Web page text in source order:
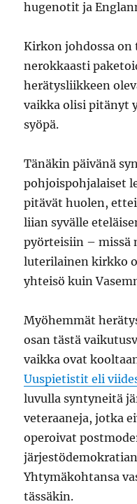
hugenotit ja
Kirkon johdossa
nerokkaasti
herätysliikkeen
vaikka olisi pitänyt
syöpä.
Tänäkin päivänä
pohjoispohjalaiset
pitävät huolen,
liian syvälle
pyörteisiin – missä
luterilainen kirkko
yhteisö kuin
Myöhemmät
osan tästä
vaikka ovat
Uuspietistit eli
luvulla syntyneitä
veteraaneja, jotka
operoivat
Yhtymäkohtansa
tässäkin.